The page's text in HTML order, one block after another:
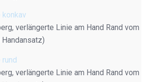
verlängerte Linie am Hand Rand vom
verlängerte Linie am Hand Rand vom